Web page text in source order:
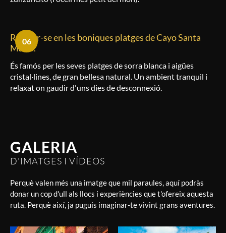
Relaxar-se en les boniques platges de Cayo Santa
Maria.
06
És famós per les seves platges de sorra blanca i aigües
cristal·lines, de gran bellesa natural. Un ambient tranquil i
relaxat on gaudir d'uns dies de desconnexió.
GALERIA
D'IMATGES I VÍDEOS
Perquè valen més una imatge que mil paraules, aquí podràs
donar un cop d'ull als llocs i experiències que t'ofereix aquesta
ruta. Perquè així, ja puguis imaginar-te vivint grans aventures.